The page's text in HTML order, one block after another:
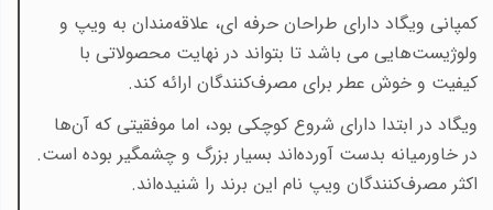
کمپانی ویگاد دارای طراحان حرفه ای، علا‌قه‌مندان به ویپ و
ولوژیست‌هایی می باشد تا بتواند در نهایت محصولاتی با
کیفیت و خوش عطر برای مصرف‌کنندگان ارائه کند.
ویگاد در ابتدا دارای شروع کوچکی بود، اما موفقیتی که آن‌ها
در خاورمیانه بدست آورده‌اند بسیار بزرگ و چشمگیر بوده است.
اکثر مصرف‌کنندگان ویپ نام این برند را شنیده‌اند.